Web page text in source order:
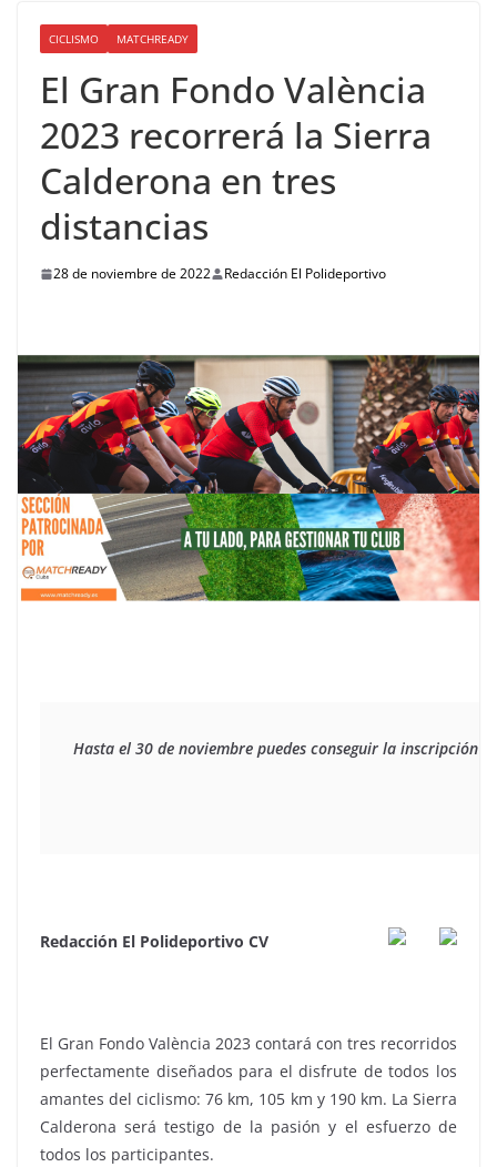
CICLISMO MATCHREADY
El Gran Fondo València
2023 recorrerá la Sierra
Calderona en tres
distancias
28 de noviembre de 2022 Redacción El Polideportivo
Hasta el 30 de noviembre puedes conseguir la
Redacción El Polideportivo CV
El Gran Fondo València 2023 contará con tres recorridos
perfectamente diseñados para el disfrute de todos los
amantes del ciclismo: 76 km, 105 km y 190 km. La Sierra
Calderona será testigo de la pasión y el esfuerzo de
todos los participantes.